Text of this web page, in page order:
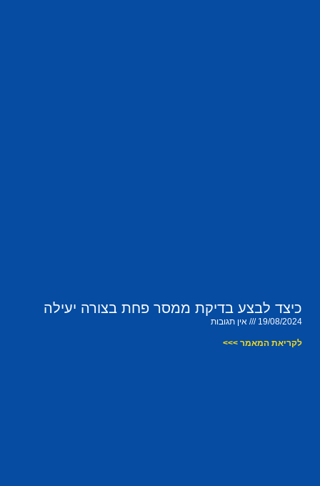
כיצד לבצע בדיקת ממסר פחת בצורה יעילה
19/08/2024 אין תגובות
לקריאת המאמר >>>